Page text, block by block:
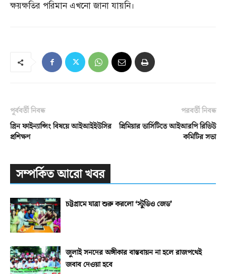
ক্ষয়ক্ষতির পরিমান এখনো জানা যায়নি।
পূর্ববর্তী নিবন্ধ
গ্রিন ফাইন্যান্সিং বিষয়ে আইআইইউসির
প্রশিক্ষণ
পরবর্তী নিবন্ধ
প্রিমিয়ার ভার্সিটিতে আইআরপি রিভিউ
কমিটির সভা
সম্পর্কিত আরো খবর
চট্টগ্রামে যাত্রা শুরু করলো ‘স্টুডিও জেড’
জুলাই সনদের অঙ্গীকার বাস্তবায়ন না হলে রাজপথেই
জবাব দেওয়া হবে